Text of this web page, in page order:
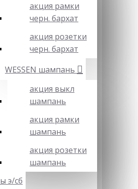
акция рамки
черн. бархат
акция розетки
черн. бархат
WESSEN шампань
акция выкл
шампань
акция рамки
шампань
акция розетки
шампань
э/сб